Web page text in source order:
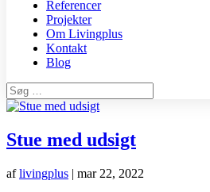
Referencer
Projekter
Om Livingplus
Kontakt
Blog
Stue med udsigt
aflivingplus | mar 22, 2022